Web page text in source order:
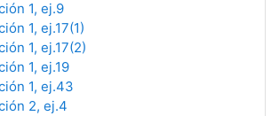
1, ej.9
1, ej.17(1)
1, ej.17(2)
1, ej.19
1, ej.43
2, ej.4